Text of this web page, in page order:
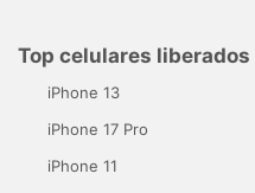
Top celulares liberados
iPhone 13
iPhone 17 Pro
iPhone 11